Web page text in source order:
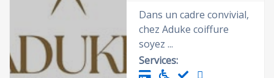
Dans un cadre convivial,
chez Aduke coiffure
soyez ...
Services: